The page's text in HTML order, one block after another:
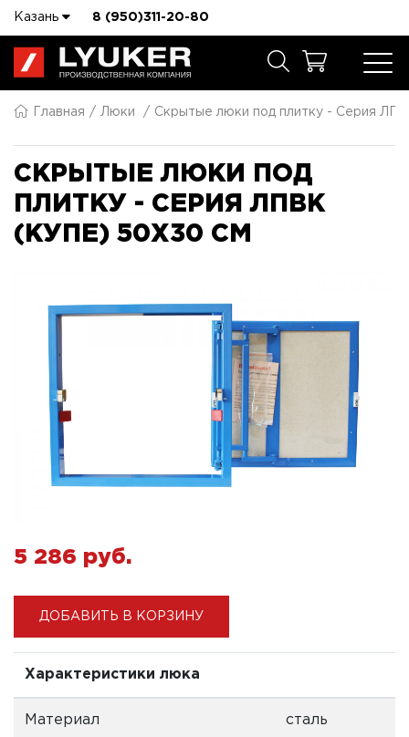
Казань 8 (950)311-20-80
Главная Люки Скрытые люки под плитку - Серия
СКРЫТЫЕ ЛЮКИ ПОД
ПЛИТКУ - СЕРИЯ ЛПВК
(КУПЕ) 50X30 СМ
5 286 pуб.
ДОБАВИТЬ В КОРЗИНУ
Характеристики люка
Материал сталь